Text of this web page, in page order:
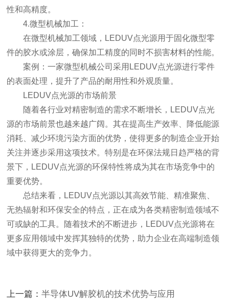
性和高精度。
4.微型机械加工：
在微型机械加工领域，LEDUV点光源用于固化微型零
件的胶水或涂层，确保加工精度的同时不损害材料的性能。
案例：一家微型机械公司采用LEDUV点光源进行零件
的表面处理，提升了产品的耐用性和外观质量。
LEDUV点光源的市场前景
随着各行业对精密制造的需求不断增长，LEDUV点光
源的市场前景也越来越广阔。其在提高生产效率、降低能源
消耗、减少环境污染方面的优势，使得更多的制造企业开始
关注并逐步采用这项技术。特别是在环保法规日趋严格的背
景下，LEDUV点光源的环保特性将成为其在市场竞争中的
重要优势。
总结来看，LEDUV点光源以其高效节能、精准聚焦、
无热辐射和环保安全的特点，正在成为各类精密制造领域不
可或缺的工具。随着技术的不断进步，LEDUV点光源将在
更多应用领域中发挥其独特的优势，助力企业在高端制造领
域中获得更大的竞争力。
上一篇：半导体UV解胶机的技术优势与应用